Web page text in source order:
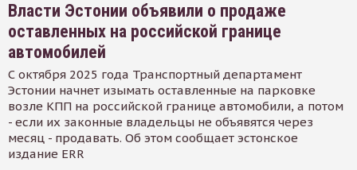
Власти Эстонии объявили о продаже
оставленных на российской границе
автомобилей
С октября 2025 года Транспортный департамент
Эстонии начнет изымать оставленные на парковке
возле КПП на российской границе автомобили, а потом
- если их законные владельцы не объявятся через
месяц - продавать. Об этом сообщает эстонское
издание ERR